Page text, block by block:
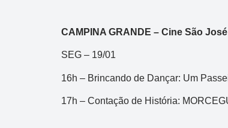
CAMPINA GRANDE – Cine São José
SEG – 19/01
16h – Brincando de Dançar: Um
17h – Contação de História: